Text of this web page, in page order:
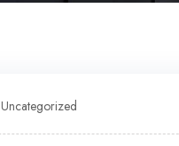
Uncategorized